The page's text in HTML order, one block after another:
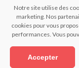
Notre site utilise des
marketing. Nos
cookies pour vous
performances. Vous
Accepter
© 2022 IFY Institut
interdite |
Confidentialité